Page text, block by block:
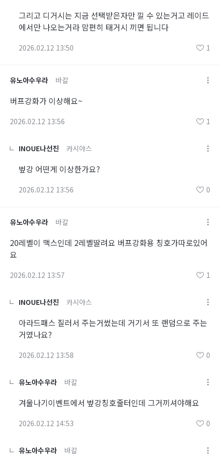
그리고 디거시는 지금 선택받은자만 낄 수 있는거고 레이드
에서만 나오는거라 맘편히 태거시 끼면 됩니다
2026.02.12 13:50 1
유노아수우라 바칼
버프강화가 이상해요~
2026.02.12 13:56 1
INOUE나선진 카시야스
벞강 어떤게 이상한가요?
2026.02.12 13:56 0
유노아수우라 바칼
20레벨이 맥스인데 2레벨딸려요 버프강화용 칭호가따로있어
요
2026.02.12 13:57 1
INOUE나선진 카시야스
아라드패스 질러서 주는거썼는데 거기서 또 랜덤으로 주는
거였나요?
2026.02.12 13:58 0
유노아수우라 바칼
겨울나기이벤트에서 벞강칭호줄터인데 그거끼셔야해요
2026.02.12 14:53 0
유노아수우라 바칼